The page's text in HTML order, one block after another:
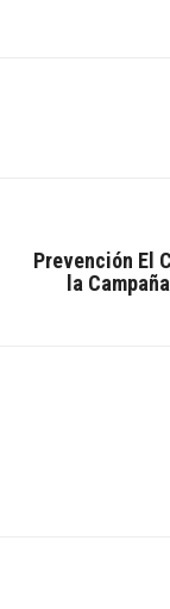
Prevención El
la